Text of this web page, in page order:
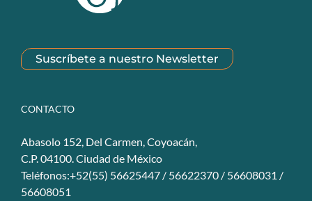
Suscríbete a nuestro Newsletter
CONTACTO
Abasolo 152, Del Carmen, Coyoacán,
C.P. 04100. Ciudad de México
Teléfonos:+52(55) 56625447 / 56622370 / 56608031 /
56608051